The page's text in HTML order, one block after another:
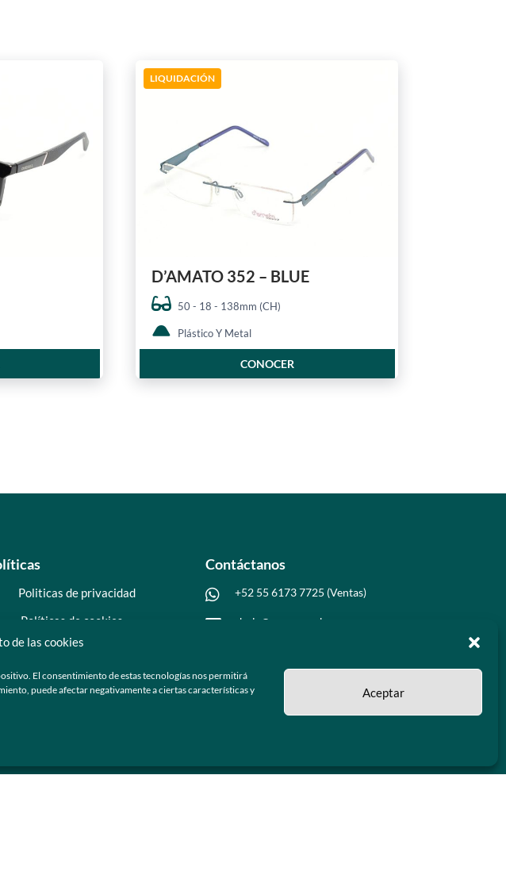
de las cookies
El consentimiento de estas tecnologías nos permitirá
puede afectar negativamente a ciertas características y
Aceptar
LIQUIDACIÓN
D’AMATO 352 – BLUE
50 - 18 - 138mm (CH)
Plástico Y Metal
CONOCER
Politicas de privacidad
Políticas de cookies
frecuentes
Contáctanos
 +52 55 6173 7725 (Ventas)
 hola@grupo-omk.com